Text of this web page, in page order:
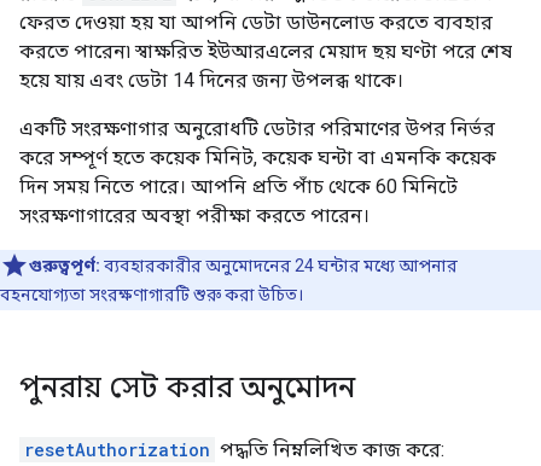
ফেরত দেওয়া হয় যা আপনি ডেটা ডাউনলোড করতে ব্যবহার
করতে পারেন৷ স্বাক্ষরিত ইউআরএলের মেয়াদ ছয় ঘণ্টা পরে শেষ
হয়ে যায় এবং ডেটা 14 দিনের জন্য উপলব্ধ থাকে।
একটি সংরক্ষণাগার অনুরোধটি ডেটার পরিমাণের উপর নির্ভর
করে সম্পূর্ণ হতে কয়েক মিনিট, কয়েক ঘন্টা বা এমনকি কয়েক
দিন সময় নিতে পারে। আপনি প্রতি পাঁচ থেকে 60 মিনিটে
সংরক্ষণাগারের অবস্থা পরীক্ষা করতে পারেন।
গুরুত্বপূর্ণ: ব্যবহারকারীর অনুমোদনের 24 ঘন্টার মধ্যে আপনার
বহনযোগ্যতা সংরক্ষণাগারটি শুরু করা উচিত।
পুনরায় সেট করার অনুমোদন
resetAuthorization পদ্ধতি নিম্নলিখিত কাজ করে: